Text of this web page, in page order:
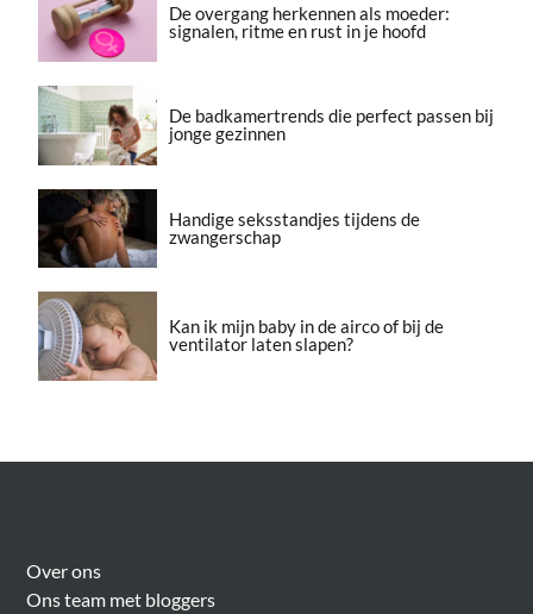
De overgang herkennen als moeder:
signalen, ritme en rust in je hoofd
De badkamertrends die perfect passen bij
jonge gezinnen
Handige seksstandjes tijdens de
zwangerschap
Kan ik mijn baby in de airco of bij de
ventilator laten slapen?
Over ons
Ons team met bloggers